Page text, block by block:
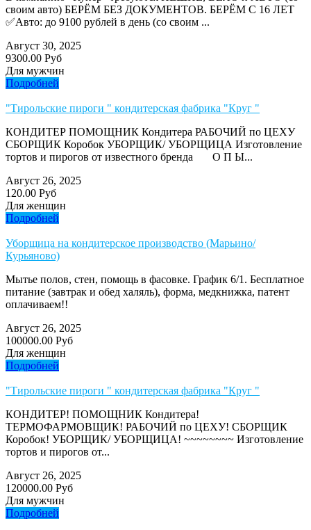
своим авто) БЕРЁМ БЕЗ ДОКУМЕНТОВ. БЕРЁМ С 16 ЛЕТ
✅Авто: до 9100 рублей в день (со своим ...
Август 30, 2025
9300.00 Руб
Для мужчин
Подробней
"Тирольские пироги " кондитерская фабрика "Круг "
КОНДИТЕР ПОМОЩНИК Кондитера РАБОЧИЙ по ЦЕХУ
СБОРЩИК Коробок УБОРЩИК/ УБОРЩИЦА Изготовление
тортов и пирогов от известного бренда О П Ы...
Август 26, 2025
120.00 Руб
Для женщин
Подробней
Уборщица на кондитерское производство (Марьино/
Курьяново)
Мытье полов, стен, помощь в фасовке. График 6/1. Бесплатное
питание (завтрак и обед халяль), форма, медкнижка, патент
оплачиваем!!
Август 26, 2025
100000.00 Руб
Для женщин
Подробней
"Тирольские пироги " кондитерская фабрика "Круг "
КОНДИТЕР! ПОМОЩНИК Кондитера!
ТЕРМОФАРМОВЩИК! РАБОЧИЙ по ЦЕХУ! СБОРЩИК
Коробок! УБОРЩИК/ УБОРЩИЦА! ~~~~~~~~ Изготовление
тортов и пирогов от...
Август 26, 2025
120000.00 Руб
Для мужчин
Подробней